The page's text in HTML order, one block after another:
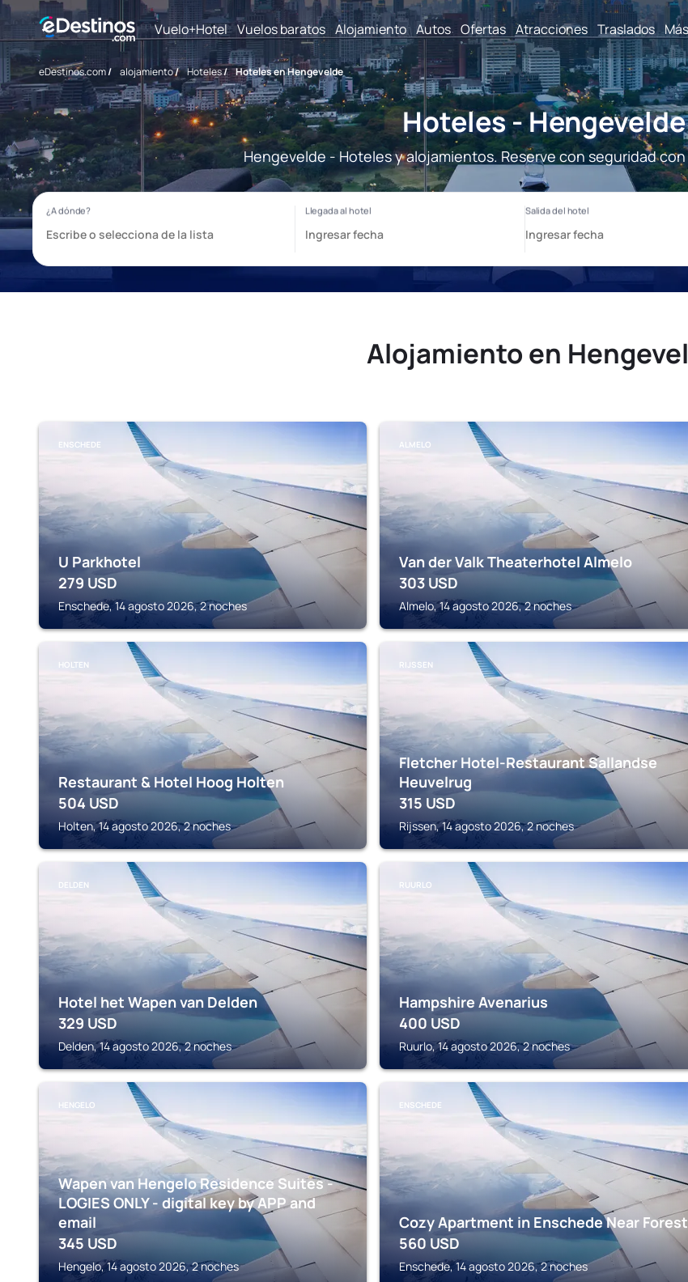
Vuelo+Hotel Vuelos baratos Alojamiento Autos Ofertas Atracciones Traslados Más
eDestinos.com/ alojamiento/ Hoteles/ Hoteles en Hengevelde
Hoteles - Hengevelde
Hengevelde - Hoteles y alojamientos. Reserve con seguridad
Alojamiento en
ENSCHEDE
U Parkhotel
279 USD
Enschede, 14 agosto 2026, 2 noches
ALMELO
Van der Valk Theaterhotel Almelo
303 USD
Almelo, 14 agosto 2026, 2 noches
HOLTEN
Restaurant & Hotel Hoog Holten
504 USD
Holten, 14 agosto 2026, 2 noches
RIJSSEN
Fletcher Hotel-Restaurant Sallandse
Heuvelrug
315 USD
Rijssen, 14 agosto 2026, 2 noches
DELDEN
Hotel het Wapen van Delden
329 USD
Delden, 14 agosto 2026, 2 noches
RUURLO
Hampshire Avenarius
400 USD
Ruurlo, 14 agosto 2026, 2 noches
HENGELO
Wapen van Hengelo Residence Suites -
LOGIES ONLY - digital key by APP and
email
345 USD
Hengelo, 14 agosto 2026, 2 noches
ENSCHEDE
Cozy Apartment in Enschede Near Forest
560 USD
Enschede, 14 agosto 2026, 2 noches